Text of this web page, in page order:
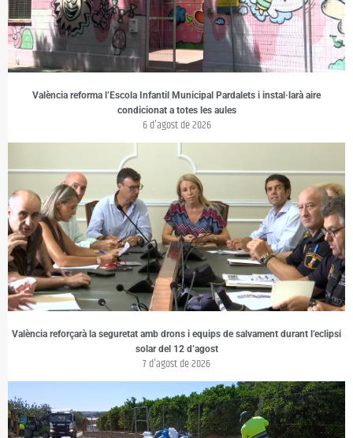
València reforma l’Escola Infantil Municipal Pardalets i instal·larà aire
condicionat a totes les aules
6 d'agost de 2026
València reforçarà la seguretat amb drons i equips de salvament durant l’eclipsi
solar del 12 d’agost
7 d'agost de 2026